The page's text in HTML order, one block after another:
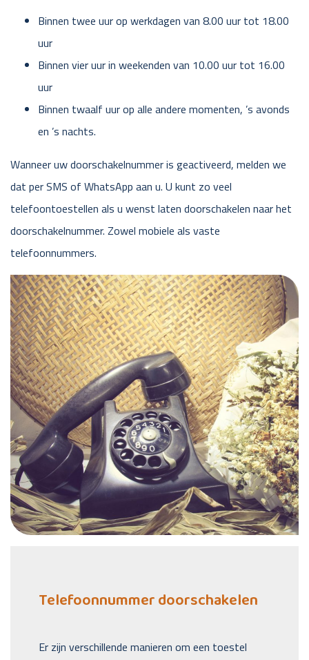
Binnen twee uur op werkdagen van 8.00 uur tot 18.00
uur
Binnen vier uur in weekenden van 10.00 uur tot 16.00
uur
Binnen twaalf uur op alle andere momenten, ’s avonds
en ’s nachts.
Wanneer uw doorschakelnummer is geactiveerd, melden we
dat per SMS of WhatsApp aan u. U kunt zo veel
telefoontoestellen als u wenst laten doorschakelen naar het
doorschakelnummer. Zowel mobiele als vaste
telefoonnummers.
Telefoonnummer doorschakelen
Er zijn verschillende manieren om een toestel